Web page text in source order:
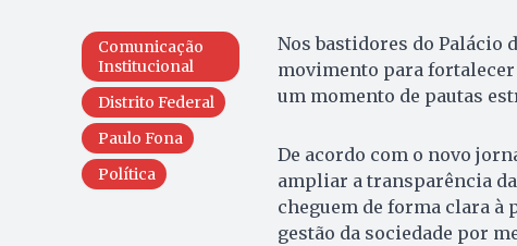
Comunicação
Institucional
Distrito Federal
Paulo Fona
Política
Nos bastidores do Palácio
movimento para
um momento de pautas
De acordo com o novo
ampliar a transparência
cheguem de forma clara à
gestão da sociedade por